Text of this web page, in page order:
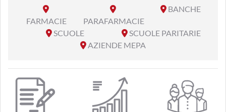
FARMACIE PARAFARMACIE
BANCHE
SCUOLE
SCUOLE PARITARIE
AZIENDE MEPA